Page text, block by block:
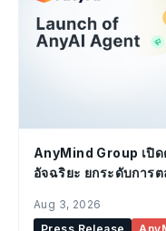
Aug 3, 2026
AnyMind Group เปิ
อัจฉริยะ ยกระดับการ